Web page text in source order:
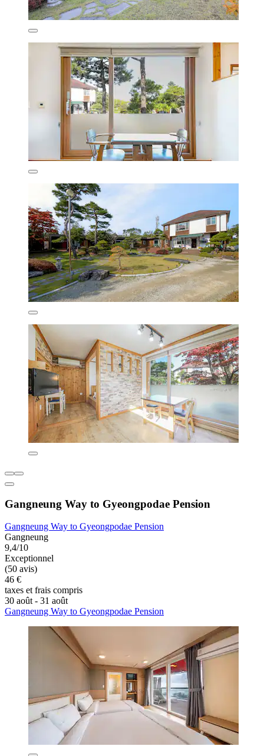
Gangneung Way to Gyeongpodae Pension
Gangneung Way to Gyeongpodae Pension
Gangneung
9,4/10
Exceptionnel
(50 avis)
46 €
taxes et frais compris
30 août - 31 août
Gangneung Way to Gyeongpodae Pension